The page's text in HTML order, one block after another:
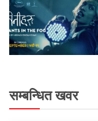
सम्बन्धित खवर